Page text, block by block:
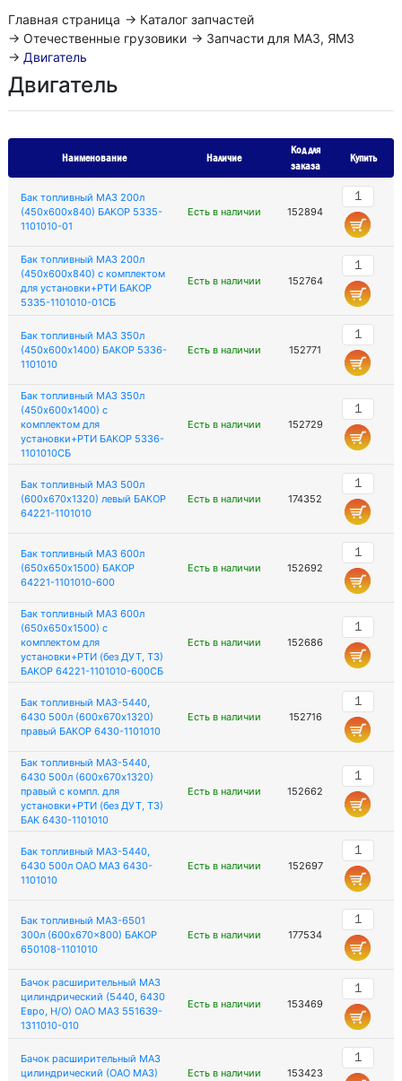
Главная страница → Каталог запчастей
→ Отечественные грузовики → Запчасти для МАЗ, ЯМЗ
→ Двигатель
Двигатель
Наименование Наличие
Код для
заказа
Купить
Бак топливный МАЗ 200л
(450х600х840) БАКОР 5335-
1101010-01
Есть в наличии 152894
Бак топливный МАЗ 200л
(450х600х840) с комплектом
для установки+РТИ БАКОР
5335-1101010-01СБ
Есть в наличии 152764
Бак топливный МАЗ 350л
(450х600х1400) БАКОР 5336-
1101010
Есть в наличии 152771
Бак топливный МАЗ 350л
(450х600х1400) с
комплектом для
установки+РТИ БАКОР 5336-
1101010СБ
Есть в наличии 152729
Бак топливный МАЗ 500л
(600х670х1320) левый БАКОР
64221-1101010
Есть в наличии 174352
Бак топливный МАЗ 600л
(650х650х1500) БАКОР
64221-1101010-600
Есть в наличии 152692
Бак топливный МАЗ 600л
(650х650х1500) с
комплектом для
установки+РТИ (без ДУТ, ТЗ)
БАКОР 64221-1101010-600СБ
Есть в наличии 152686
Бак топливный МАЗ-5440,
6430 500л (600х670х1320)
правый БАКОР 6430-1101010
Есть в наличии 152716
Бак топливный МАЗ-5440,
6430 500л (600х670х1320)
правый с компл. для
установки+РТИ (без ДУТ, ТЗ)
БАК 6430-1101010
Есть в наличии 152662
Бак топливный МАЗ-5440,
6430 500л ОАО МАЗ 6430-
1101010
Есть в наличии 152697
Бак топливный МАЗ-6501
300л (600x670x800) БАКОР
650108-1101010
Есть в наличии 177534
Бачок расширительный МАЗ
цилиндрический (5440, 6430
Евро, Н/О) ОАО МАЗ 551639-
1311010-010
Есть в наличии 153469
Бачок расширительный МАЗ
цилиндрический (ОАО МАЗ)
Есть в наличии 153423